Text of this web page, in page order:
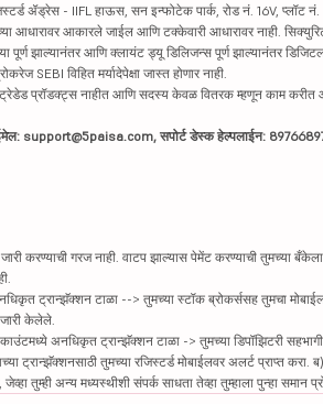
ॲड्रेस - IIFL हाऊस, सन इन्फोटेक पार्क, रोड नं. 16V, प्लॉट
आकारले जाईल आणि टक्केवारी आधारावर नाही.
पूर्ण झाल्यानंतर आणि क्लायंट ड्यू डिलिजन्स पूर्ण झाल्यानंतर
विहित मर्यादेपेक्षा जास्त होणार नाही.
प्रॉडक्ट्स नाहीत आणि सदस्य केवळ वितरक म्हणून काम करीत आहे.
support@5paisa.com, सपोर्ट डेस्क हेल्पलाईन:
करण्याची गरज नाही. वाटप झाल्यास पेमेंट करण्याची तुमच्या
ट्रान्झॅक्शन टाळा --> तुमच्या स्टॉक ब्रोकर्ससह तुमचा
जारी केलेले.
अनधिकृत ट्रान्झॅक्शन टाळा -> तुमच्या डिपॉझिटरी
ट्रान्झॅक्शनसाठी तुमच्या रजिस्टर्ड मोबाईलवर अलर्ट प्राप्त
तुम्ही अन्य मध्यस्थीशी संपर्क साधता तेव्हा तुम्हाला पुन्हा समान